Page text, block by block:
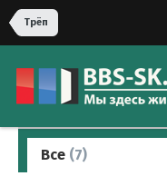
Трёп
Все (7)